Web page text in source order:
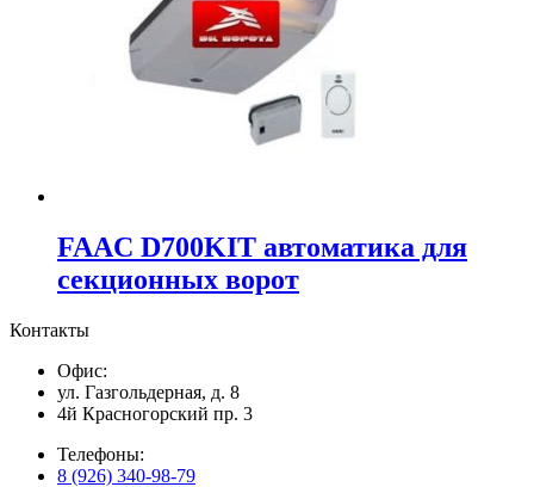
FAAC D700KIT автоматика для
секционных ворот
Контакты
Офис:
ул. Газгольдерная, д. 8
4й Красногорский пр. 3
Телефоны:
8 (926) 340-98-79